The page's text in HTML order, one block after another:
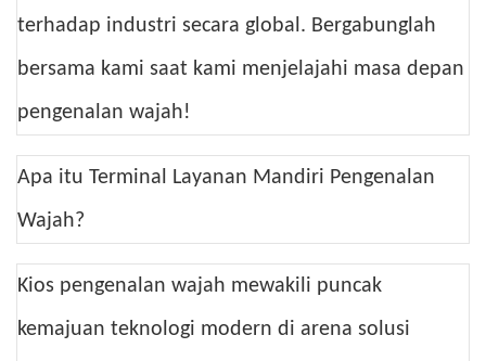
terhadap industri secara global. Bergabunglah
bersama kami saat kami menjelajahi masa depan
pengenalan wajah!
Apa itu Terminal Layanan Mandiri Pengenalan
Wajah?
Kios pengenalan wajah mewakili puncak
kemajuan teknologi modern di arena solusi